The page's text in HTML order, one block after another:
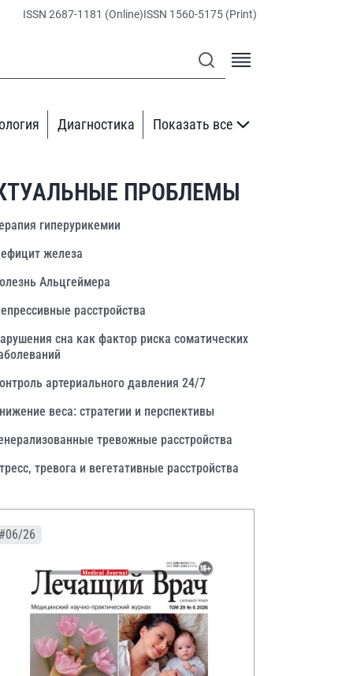
ISSN 2687-1181 (Online)ISSN 1560-5175 (Print)
Диагностика Показать все
ПРОБЛЕМЫ
гиперурикемии
железа
Альцгеймера
расстройства
сна как фактор риска соматических
артериального давления 24/7
веса: стратегии и перспективы
тревожные расстройства
тревога и вегетативные расстройства
#06/26